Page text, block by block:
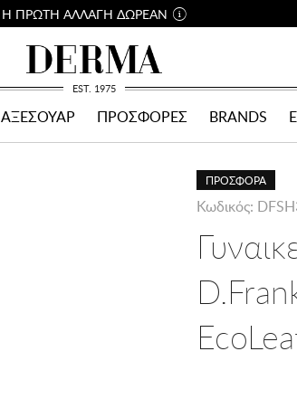
Η ΠΡΩΤΗ ΑΛΛΑΓΗ ΔΩΡΕΑΝ
EST. 1975
ΑΞΕΣΟΥΑΡ ΠΡΟΣΦΟΡΕΣ BRANDS
ΠΡΟΣΦΟΡΑ
Κωδικός: